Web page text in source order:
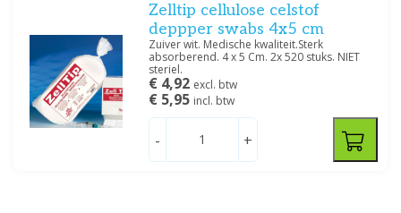
Zelltip cellulose celstof
deppper swabs 4x5 cm
Zuiver wit. Medische kwaliteit.Sterk
absorberend. 4 x 5 Cm. 2x 520 stuks. NIET
steriel.
€ 4,92 excl. btw
€ 5,95 incl. btw
- +